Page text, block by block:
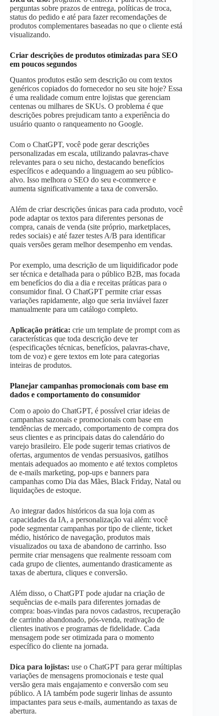
perguntas sobre prazos de entrega, políticas de troca,
status do pedido e até para fazer recomendações de
produtos complementares baseadas no que o cliente está
visualizando.
Criar descrições de produtos otimizadas para SEO
em poucos segundos
Quantos produtos estão sem descrição ou com textos
genéricos copiados do fornecedor no seu site hoje? Essa
é uma realidade comum entre lojistas que gerenciam
centenas ou milhares de SKUs. O problema é que
descrições pobres prejudicam tanto a experiência do
usuário quanto o ranqueamento no Google.
Com o ChatGPT, você pode gerar descrições
personalizadas em escala, utilizando palavras-chave
relevantes para o seu nicho, destacando benefícios
específicos e adequando a linguagem ao seu público-
alvo. Isso melhora o SEO do seu e-commerce e
aumenta significativamente a taxa de conversão.
Além de criar descrições únicas para cada produto, você
pode adaptar os textos para diferentes personas de
compra, canais de venda (site próprio, marketplaces,
redes sociais) e até fazer testes A/B para identificar
quais versões geram melhor desempenho em vendas.
Por exemplo, uma descrição de um liquidificador pode
ser técnica e detalhada para o público B2B, mas focada
em benefícios do dia a dia e receitas práticas para o
consumidor final. O ChatGPT permite criar essas
variações rapidamente, algo que seria inviável fazer
manualmente para um catálogo completo.
Aplicação prática: crie um template de prompt com as
características que toda descrição deve ter
(especificações técnicas, benefícios, palavras-chave,
tom de voz) e gere textos em lote para categorias
inteiras de produtos.
Planejar campanhas promocionais com base em
dados e comportamento do consumidor
Com o apoio do ChatGPT, é possível criar ideias de
campanhas sazonais e promocionais com base em
tendências de mercado, comportamento de compra dos
seus clientes e as principais datas do calendário do
varejo brasileiro. Ele pode sugerir temas criativos de
ofertas, argumentos de vendas persuasivos, gatilhos
mentais adequados ao momento e até textos completos
de e-mails marketing, pop-ups e banners para
campanhas como Dia das Mães, Black Friday, Natal ou
liquidações de estoque.
Ao integrar dados históricos da sua loja com as
capacidades da IA, a personalização vai além: você
pode segmentar campanhas por tipo de cliente, ticket
médio, histórico de navegação, produtos mais
visualizados ou taxa de abandono de carrinho. Isso
permite criar mensagens que realmente ressoam com
cada grupo de clientes, aumentando drasticamente as
taxas de abertura, cliques e conversão.
Além disso, o ChatGPT pode ajudar na criação de
sequências de e-mails para diferentes jornadas de
compra: boas-vindas para novos cadastros, recuperação
de carrinho abandonado, pós-venda, reativação de
clientes inativos e programas de fidelidade. Cada
mensagem pode ser otimizada para o momento
específico do cliente na jornada.
Dica para lojistas: use o ChatGPT para gerar múltiplas
variações de mensagens promocionais e teste qual
versão gera mais engajamento e conversão com seu
público. A IA também pode sugerir linhas de assunto
impactantes para seus e-mails, aumentando as taxas de
abertura.